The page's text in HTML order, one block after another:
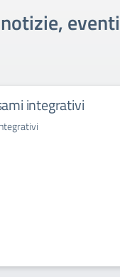
integrativi